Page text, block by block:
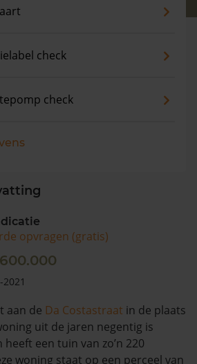
check
check
opvragen (gratis)
aan de Da Costastraat in de plaats
uit de jaren negentig is
een tuin van zo’n 220
woning staat op een perceel van